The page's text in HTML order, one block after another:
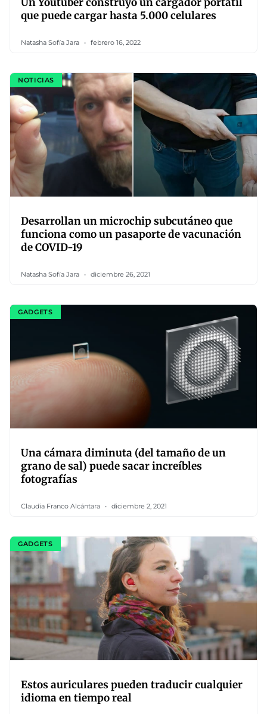
que puede cargar hasta 5.000 celulares
Natasha Sofía Jara febrero 16, 2022
NOTICIAS
Desarrollan un microchip subcutáneo que
funciona como un pasaporte de vacunación
de COVID-19
Natasha Sofía Jara diciembre 26, 2021
GADGETS
Una cámara diminuta (del tamaño de un
grano de sal) puede sacar increíbles
fotografías
Claudia Franco Alcántara diciembre 2, 2021
GADGETS
Estos auriculares pueden traducir cualquier
idioma en tiempo real